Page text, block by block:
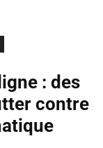
: des
contre